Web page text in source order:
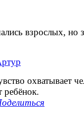
взрослых, но
охватывает
ребёнок.